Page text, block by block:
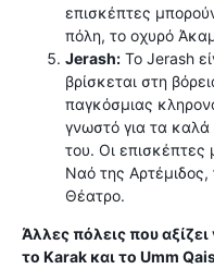
επισκέπτες
πόλη, το οχυρό
Jerash: Το Jerash
βρίσκεται στη
παγκόσμιας
γνωστό για τα καλά
του. Οι
Ναό της
Θέατρο.
Άλλες πόλεις που
το Karak και το Umm